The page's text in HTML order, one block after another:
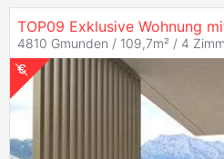
TOP09 Exklusive Wohnung
4810 Gmunden / 109,7m² / 4